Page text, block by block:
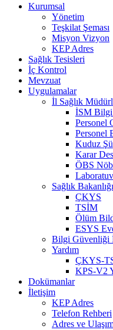
Kurumsal
Yönetim
Teşkilat Şeması
Misyon Vizyon
KEP Adres
Sağlık Tesisleri
İç Kontrol
Mevzuat
Uygulamalar
İl Sağlık
İSM
Personel
Personel
Kuduz
Karar
ÖBS
Sağlık Bakanlığı
ÇKYS
TSİM
Ölüm
ESYS
Bilgi Güvenliği
Yardım
ÇKYS-
KPS-V2
Dokümanlar
İletişim
KEP Adres
Telefon Rehberi
Adres ve